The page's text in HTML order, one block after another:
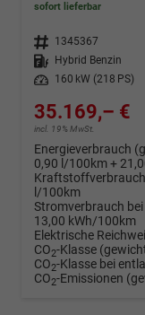
sofort lieferbar
Fahrzeugnr. 1345367
Kraftstoff
Hybrid Benzin
Leistung
160 kW (218 PS)
35.169,– €
incl. 19% MwSt.
Energieverbrauch
0,90 l/100km +
l/100km
Stromverbrauch
13,00 kWh/100km
Elektrische
CO2-Klasse
CO2-Klasse bei
CO2-Emissionen